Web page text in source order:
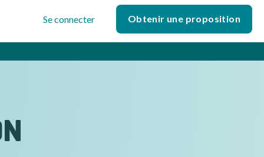
Se connecter Obtenir une proposition